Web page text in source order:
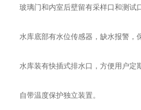
玻璃门和内室后壁留有采样口和测试
水库底部有水位传感器，缺水报警，
水库装有快插式排水口，方便用户定
自带温度保护独立装置。